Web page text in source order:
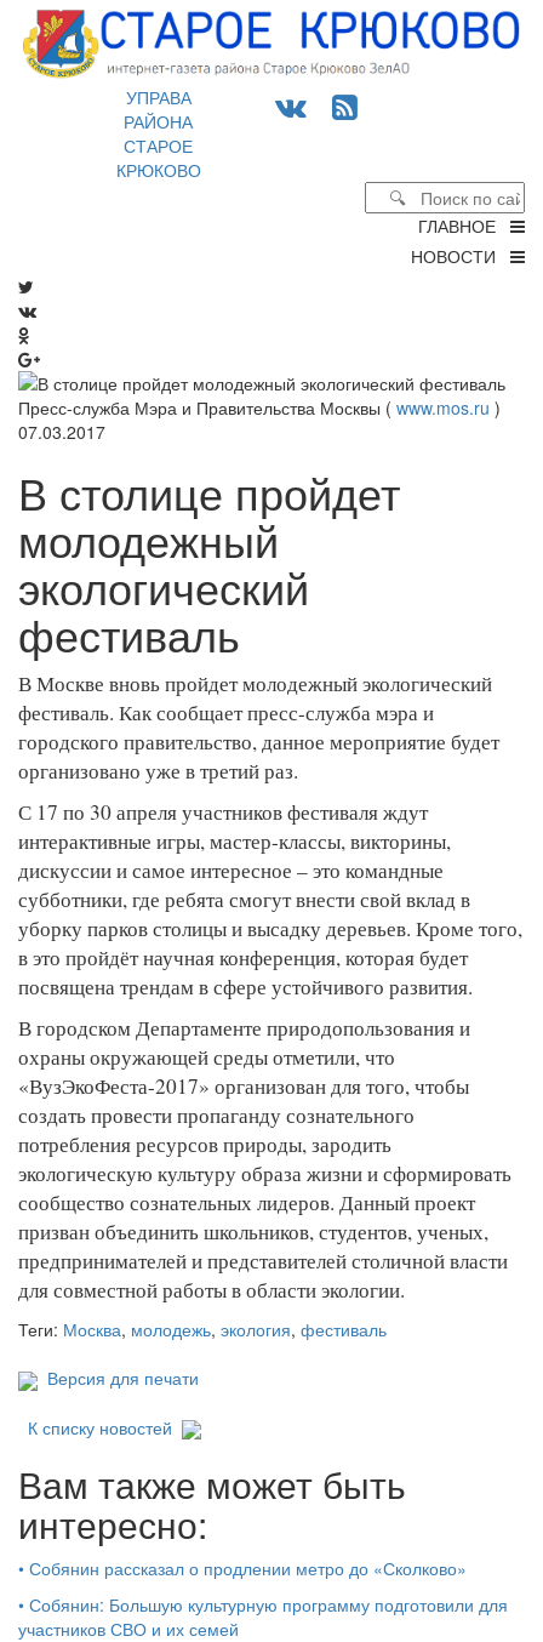
УПРАВА
РАЙОНА
СТАРОЕ
КРЮКОВО
ГЛАВНОЕ
НОВОСТИ
Пресс-служба Мэра и Правительства Москвы ( www.mos.ru )
07.03.2017
В столице пройдет
молодежный
экологический
фестиваль
В Москве вновь пройдет молодежный экологический
фестиваль. Как сообщает пресс-служба мэра и
городского правительство, данное мероприятие будет
организовано уже в третий раз.
С 17 по 30 апреля участников фестиваля ждут
интерактивные игры, мастер-классы, викторины,
дискуссии и самое интересное – это командные
субботники, где ребята смогут внести свой вклад в
уборку парков столицы и высадку деревьев. Кроме того,
в это пройдёт научная конференция, которая будет
посвящена трендам в сфере устойчивого развития.
В городском Департаменте природопользования и
охраны окружающей среды отметили, что
«ВузЭкоФеста-2017» организован для того, чтобы
создать провести пропаганду сознательного
потребления ресурсов природы, зародить
экологическую культуру образа жизни и сформировать
сообщество сознательных лидеров. Данный проект
призван объединить школьников, студентов, ученых,
предпринимателей и представителей столичной власти
для совместной работы в области экологии.
Теги: Москва, молодежь, экология, фестиваль
Версия для печати
К списку новостей
Вам также может быть
интересно:
• Собянин рассказал о продлении метро до «Сколково»
• Собянин: Большую культурную программу подготовили для
участников СВО и их семей